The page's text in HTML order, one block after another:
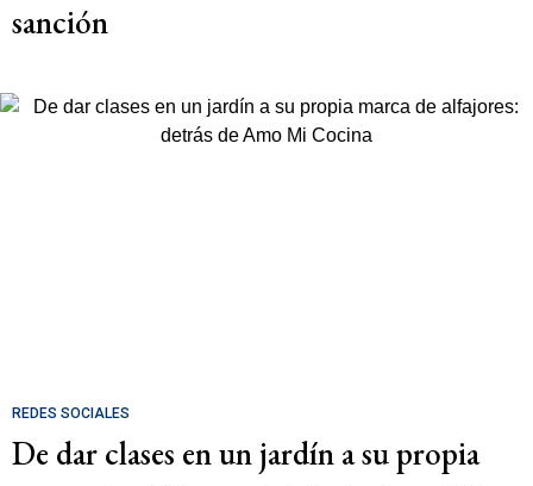
sanción
REDES SOCIALES
De dar clases en un jardín a su propia